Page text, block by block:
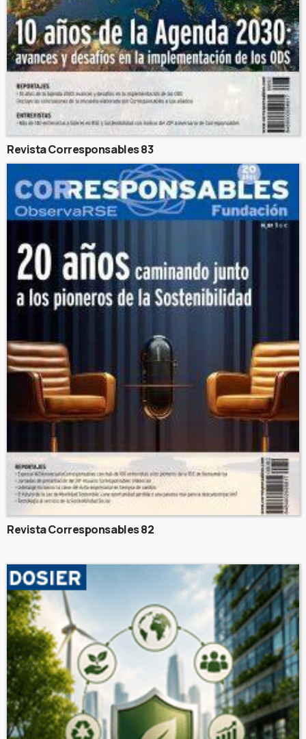
Revista Corresponsables 83
Revista Corresponsables 82